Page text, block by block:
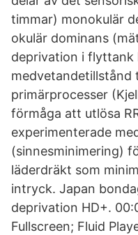
timmar) monokulär
okulär dominans
deprivation i
medvetandetillstånd
primärprocesser
förmåga att utlösa
experimenterade
(sinnesminimering)
läderdräkt som
intryck. Japan
deprivation HD+.
Fullscreen; Fluid